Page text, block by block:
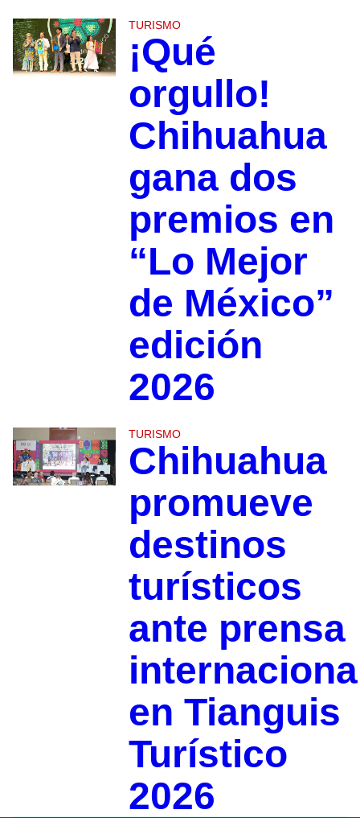
TURISMO
¡Qué
orgullo!
Chihuahua
gana dos
premios en
“Lo Mejor
de México”
edición
2026
TURISMO
Chihuahua
promueve
destinos
turísticos
ante prensa
en Tianguis
Turístico
2026